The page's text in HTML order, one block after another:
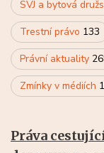
SVJ a bytová
Trestní právo 133
Právní aktuality
Zmínky v médiích
Práva